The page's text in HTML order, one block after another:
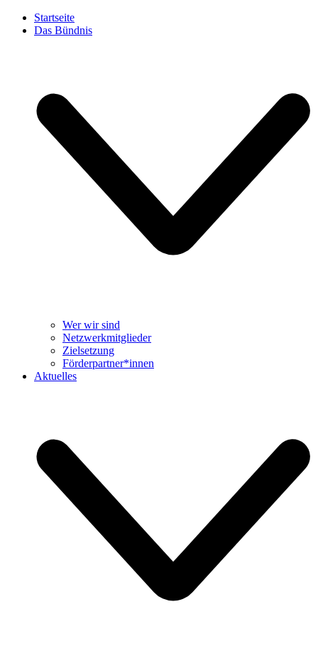
Startseite
Das Bündnis
Wer wir sind
Netzwerkmitglieder
Zielsetzung
Förderpartner*innen
Aktuelles